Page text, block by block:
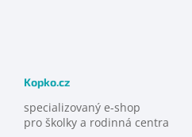
Kopko.cz
specializovaný e-shop
pro školky a rodinná centra